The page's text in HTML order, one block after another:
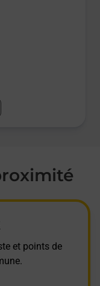
et points de